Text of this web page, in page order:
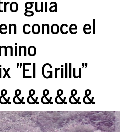
conoce el
"El Grillu"